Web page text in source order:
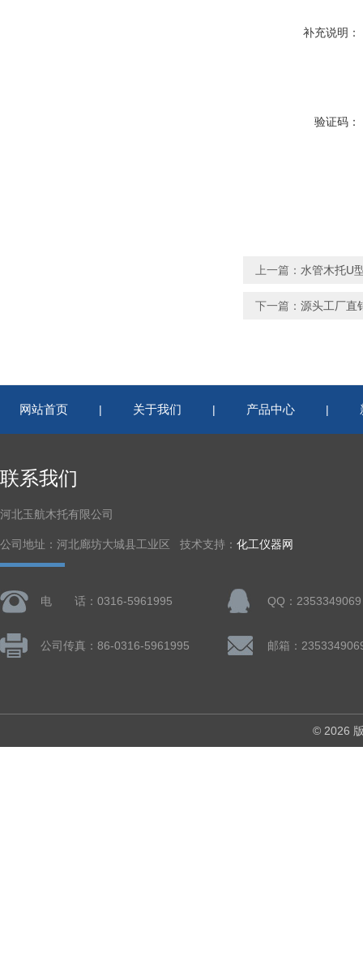
补充说明：
验证码：
上一篇： 水管木托U
下一篇： 源头工厂直
网站首页 | 关于我们 | 产品中心 |
联系我们
河北玉航木托有限公司
公司地址：河北廊坊大城县工业区 技术支持： 化工仪器网
电 话：0316-5961995 QQ：2353349069
公司传真：86-0316-5961995 邮箱：
© 2026